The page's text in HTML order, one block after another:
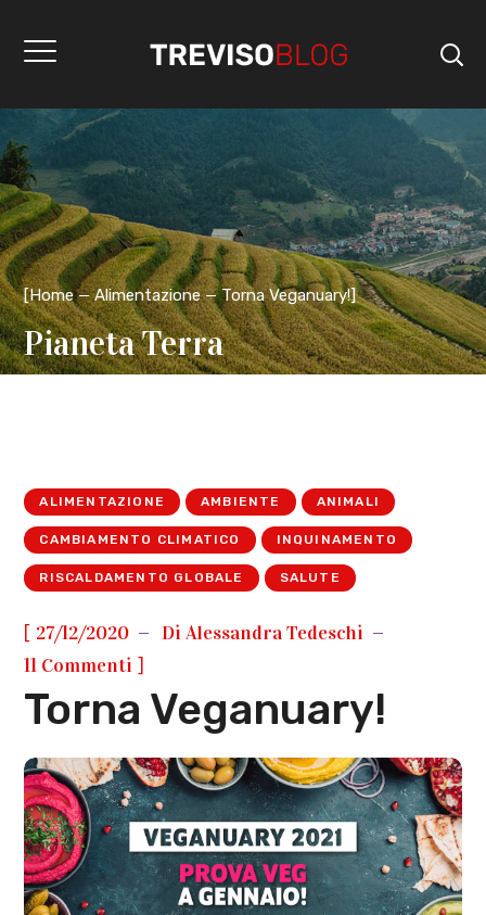
[Home Alimentazione Torna Veganuary!]
Pianeta Terra
ALIMENTAZIONE AMBIENTE ANIMALI
CAMBIAMENTO CLIMATICO INQUINAMENTO
RISCALDAMENTO GLOBALE SALUTE
[ 27/12/2020 DiAlessandra Tedeschi
11 Commenti ]
Torna Veganuary!